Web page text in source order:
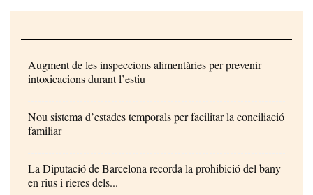
Augment de les inspeccions alimentàries per prevenir
intoxicacions durant l’estiu
Nou sistema d’estades temporals per facilitar la conciliació
familiar
La Diputació de Barcelona recorda la prohibició del bany
en rius i rieres dels...